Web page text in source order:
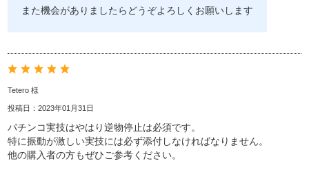
また機会がありましたらどうぞよろしくお願いします
Tetero 様
投稿日：2023年01月31日
パチンコ実技はやはり逆物停止は必須です。
特に振動が激しい実技には必ず添付しなければなりません。
他の購入者の方もぜひご参考ください。